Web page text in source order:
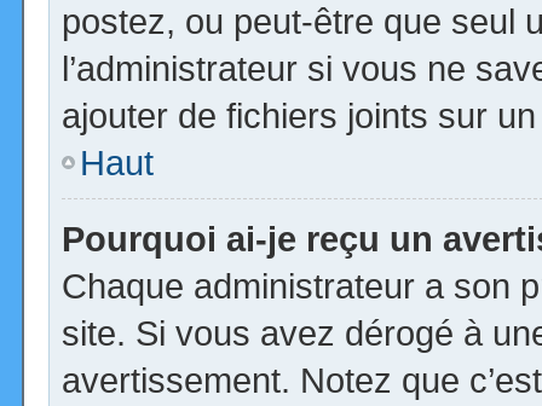
postez, ou peut-être que seul
l’administrateur si vous ne
ajouter de fichiers joints sur
Haut
Pourquoi ai-je reçu un
Chaque administrateur a son
site. Si vous avez dérogé à
avertissement. Notez que